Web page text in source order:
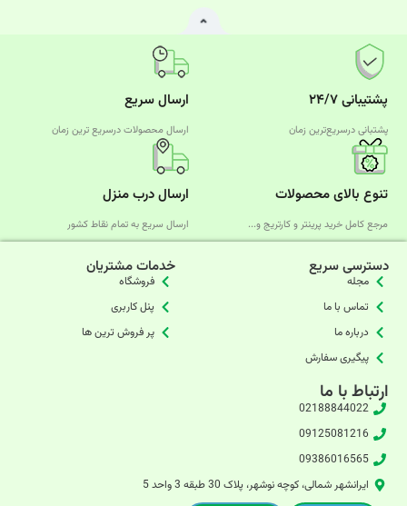
پشتیبانی ۲۴/۷
پشتبانی درسریع‌ترین زمان
ارسال سریع
ارسال محصولات درسریع‌ ترین زمان
تنوع بالای محصولات
مرجع کامل خرید پرینتر و کارتریج و...
ارسال درب منزل
ارسال سریع به تمام نقاط کشور
دسترسی سریع
مجله
تماس با ما
درباره ما
پیگیری سفارش
خدمات مشتریان
فروشگاه
پنل کاربری
پر فروش ترین ها
ارتباط با ما
02188844022
09125081216
09386016565
ایرانشهر شمالی، کوچه نوشهر، پلاک 30 طبقه 3 واحد 5